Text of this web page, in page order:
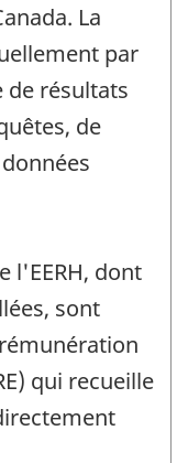
La
par
de résultats
de
l'EERH, dont
sont
qui recueille